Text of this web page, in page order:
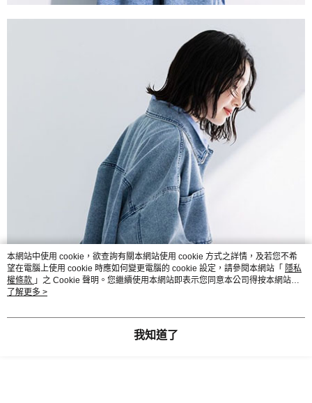
本網站中使用 cookie，欲查詢有關本網站使用 cookie 方式之詳情，及若您不希
望在電腦上使用 cookie 時應如何變更電腦的 cookie 設定，請參閱本網站「 隱私
權條款 」之 Cookie 聲明。您繼續使用本網站即表示您同意本公司得按本網站使
用條款之 Cookie 聲明使用 cookie。
了解更多 >
我知道了